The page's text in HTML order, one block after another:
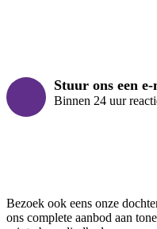
Stuur ons een
Binnen 24 uur
Bezoek ook eens onze
ons complete aanbod aan